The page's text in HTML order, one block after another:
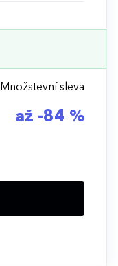
Množstevní sleva
až -84 %